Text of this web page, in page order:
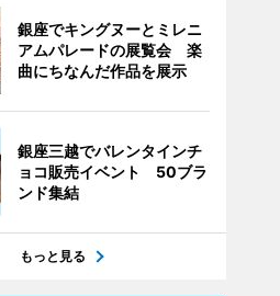
銀座でキングヌーとミレニ
アムパレードの展覧会 楽
曲にちなんだ作品を展示
銀座三越でバレンタインチ
ョコ販売イベント 50ブラ
ンド集結
もっと見る